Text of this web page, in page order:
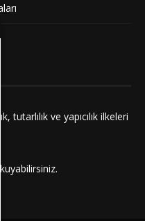
tutarlılık ve yapıcılık ilkeleri